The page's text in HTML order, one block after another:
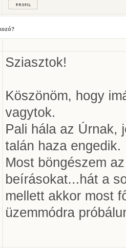
Sziasztok!
Köszönöm, hogy
vagytok.
Pali hála az Úrnak,
talán haza engedik.
Most böngészem
beírásokat...hát a
mellett akkor most
üzemmódra